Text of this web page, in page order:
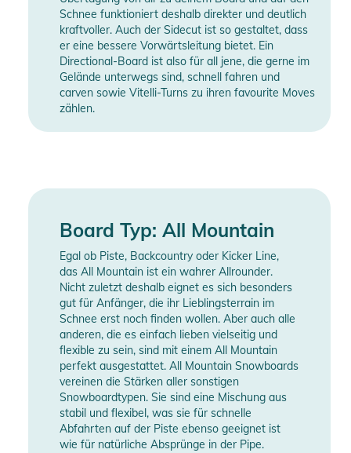
Schnee funktioniert deshalb direkter und deutlich
kraftvoller. Auch der Sidecut ist so gestaltet, dass
er eine bessere Vorwärtsleitung bietet. Ein
Directional-Board ist also für all jene, die gerne im
Gelände unterwegs sind, schnell fahren und
carven sowie Vitelli-Turns zu ihren favourite Moves
zählen.
Board Typ: All Mountain
Egal ob Piste, Backcountry oder Kicker Line,
das All Mountain ist ein wahrer Allrounder.
Nicht zuletzt deshalb eignet es sich besonders
gut für Anfänger, die ihr Lieblingsterrain im
Schnee erst noch finden wollen. Aber auch alle
anderen, die es einfach lieben vielseitig und
flexible zu sein, sind mit einem All Mountain
perfekt ausgestattet. All Mountain Snowboards
vereinen die Stärken aller sonstigen
Snowboardtypen. Sie sind eine Mischung aus
stabil und flexibel, was sie für schnelle
Abfahrten auf der Piste ebenso geeignet ist
wie für natürliche Absprünge in der Pipe.